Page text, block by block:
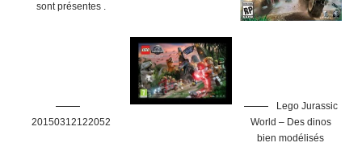
sont présentes .
20150312122052
Lego Jurassic
World – Des dinos
bien modélisés